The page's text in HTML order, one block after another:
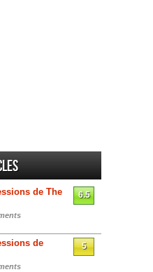
de The
6.5
de
5